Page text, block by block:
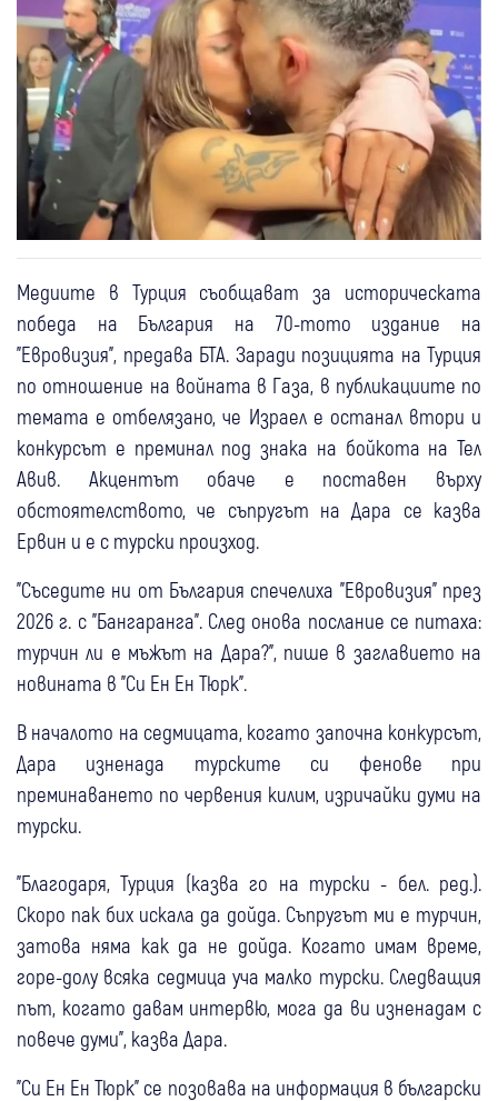
Медиите в Турция съобщават за историческата
победа на България на 70-тото издание на
"Евровизия", предава БТА. Заради позицията на Турция
по отношение на войната в Газа, в публикациите по
темата е отбелязано, че Израел е останал втори и
конкурсът е преминал под знака на бойкота на Тел
Авив. Акцентът обаче е поставен върху
обстоятелството, че съпругът на Дара се казва
Ервин и е с турски произход.
"Съседите ни от България спечелиха "Евровизия" през
2026 г. с "Бангаранга". След онова послание се питаха:
турчин ли е мъжът на Дара?", пише в заглавието на
новината в "Си Ен Ен Тюрк".
В началото на седмицата, когато започна конкурсът,
Дара изненада турските си фенове при
преминаването по червения килим, изричайки думи на
турски.
"Благодаря, Турция (казва го на турски - бел. ред.).
Скоро пак бих искала да дойда. Съпругът ми е турчин,
затова няма как да не дойда. Когато имам време,
горе-долу всяка седмица уча малко турски. Следващия
път, когато давам интервю, мога да ви изненадам с
повече думи", казва Дара.
"Си Ен Ен Тюрк" се позовава на информация в български